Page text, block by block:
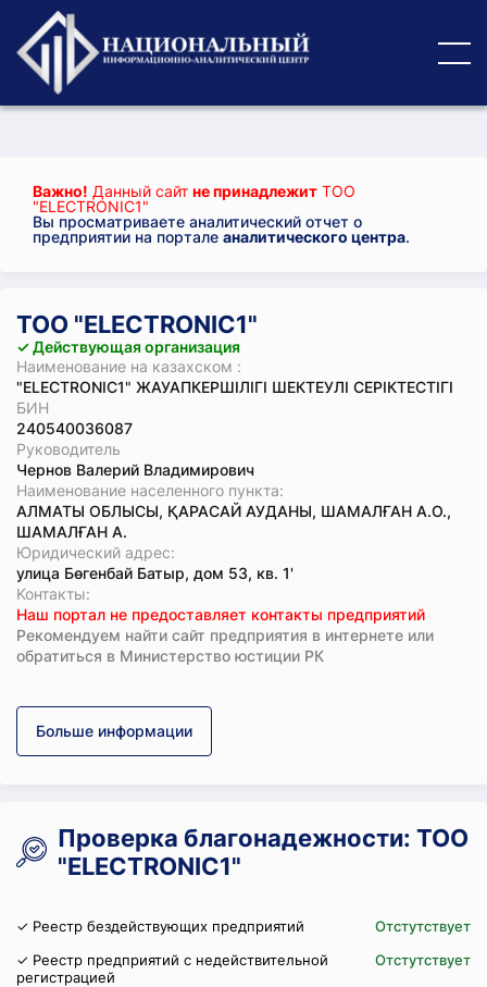
Важно! Данный сайт не принадлежит ТОО
"ELECTRONIC1"
Вы просматриваете аналитический отчет о
предприятии на портале аналитического центра.
ТОО "ELECTRONIC1"
✓ Действующая организация
Наименование на казахском :
"ELECTRONIC1" ЖАУАПКЕРШІЛІГІ ШЕКТЕУЛІ СЕРІКТЕСТІГІ
БИН
240540036087
Руководитель
Чернов Валерий Владимирович
Наименование населенного пункта:
АЛМАТЫ ОБЛЫСЫ, ҚАРАСАЙ АУДАНЫ, ШАМАЛҒАН А.О.,
ШАМАЛҒАН А.
Юридический адрес:
улица Бөгенбай Батыр, дом 53, кв. 1'
Koнтaкты:
Наш портал не предоставляет контакты предприятий
Рекомендуем найти сайт предприятия в интернете или
обратиться в Министерство юстиции РК
Больше информации
Проверка благонадежности: ТОО
"ELECTRONIC1"
✓ Реестр бездействующих предприятий
Отстутствует
✓ Реестр предприятий с недействительной
регистрацией
Отстутствует